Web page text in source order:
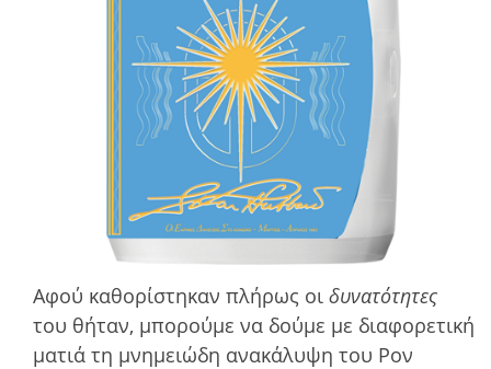
Αφού καθορίστηκαν πλήρως οι δυνατότητες
του θήταν, µπορούµε να δούµε µε διαφορετική
µατιά τη µνηµειώδη ανακάλυψη του Ρον